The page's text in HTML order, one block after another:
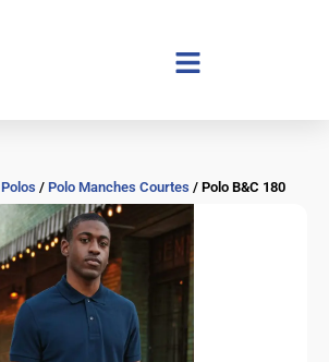
Polos / Polo Manches Courtes / Polo B&C 180